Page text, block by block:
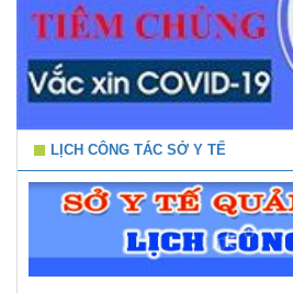
LỊCH CÔNG TÁC SỞ Y TẾ